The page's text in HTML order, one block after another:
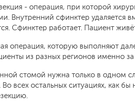
- операция, при которой
Внутренний сфинктер удаляется
Сфинктер работает. Пациент
операция, которую выполняют
из разных регионов именно за
стомой нужна только в одном
всех остальных ситуациях, как